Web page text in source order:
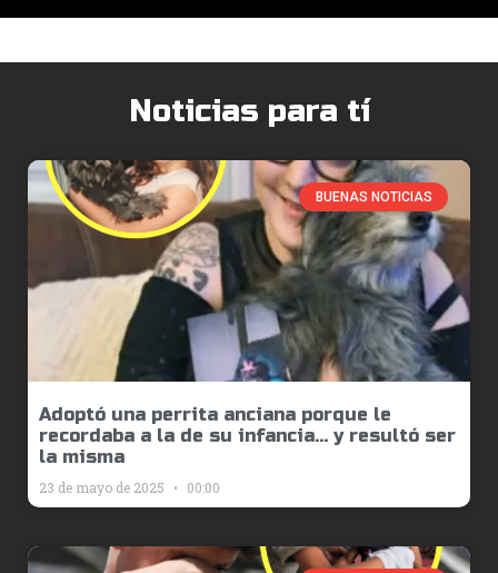
Noticias para tí
BUENAS NOTICIAS
Adoptó una perrita anciana porque le
recordaba a la de su infancia… y resultó ser
la misma
23 de mayo de 2025 00:00